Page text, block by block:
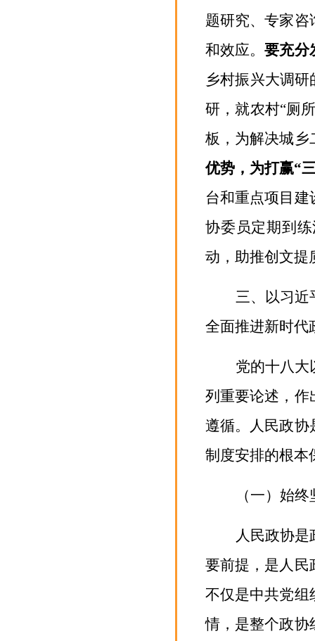
题研究、专家咨
和效应。要充分
乡村振兴大调
研 ，就农村“厕
板，为解决城乡
优势，为打赢“
台和重点项目
协委员定期到
动，助推创文提
三、以习近
全面推进新时代
党的十八大
列重要论述，作
遵循。
人民政协
制度安排的根本
（一）始
人民政协
要前提， 是人民
不仅是中共党组
情，是整个政协